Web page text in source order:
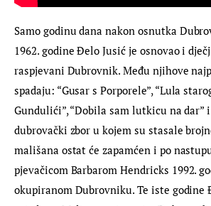
Samo godinu dana nakon osnutka
1962. godine Đelo Jusić je osnovao i
raspjevani Dubrovnik. Među njihove
spadaju: “Gusar s Porporele”, “Lula
Gundulići”, “Dobila sam lutkicu na dar”
dubrovački zbor u kojem su stasale
mališana ostat će zapamćen i po
pjevačicom Barbarom Hendricks 1992.
okupiranom Dubrovniku. Te iste godine